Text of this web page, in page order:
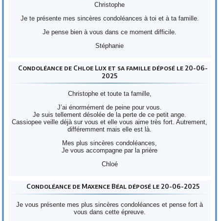
Christophe
Je te présente mes sincères condoléances à toi et à ta famille.
Je pense bien à vous dans ce moment difficile.
Stéphanie
Condoléance de Chloe Lux et sa famille déposé le 20-06-
2025
Christophe et toute ta famille,
J’ai énormément de peine pour vous.
Je suis tellement désolée de la perte de ce petit ange.
Cassiopee veille déjà sur vous et elle vous aime très fort. Autrement,
différemment mais elle est là.
Mes plus sincères condoléances,
Je vous accompagne par la prière
Chloé
Condoléance de Maxence Béal déposé le 20-06-2025
Je vous présente mes plus sincères condoléances et pense fort à
vous dans cette épreuve.